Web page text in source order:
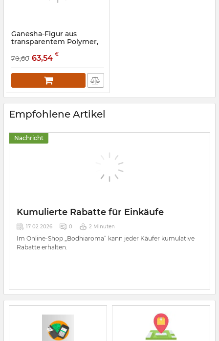
Ganesha-Figur aus
transparentem Polymer,
Artikelnummer:
70,60 63,54 €
Empfohlene Artikel
Nachricht
Kumulierte Rabatte für Einkäufe
17 02 2026 0 2 Minuten
Im Online-Shop „Bodhiaroma“ kann jeder Käufer kumulative
Rabatte erhalten.